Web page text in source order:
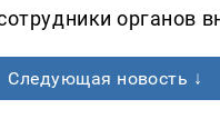
органов
Следующая новость ↓